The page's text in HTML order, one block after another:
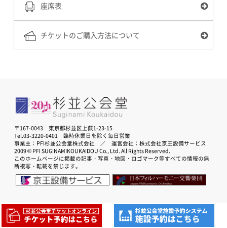
座席表
チケットのご購入方法について
〒167-0043 東京都杉並区上荻1-23-15
Tel.03-3220-0401 臨時休業日を除く毎日営業
事業主：PFI杉並公会堂株式会社 ／ 運営会社：株式会社京王設備サービス
2009 © PFI SUGINAMIKOUKAIDOU Co., Ltd. All Rights Reserved.
このホームページに掲載の記事・写真・地図・ロゴマーク等すべての情報の無
断複写・転載を禁じます。